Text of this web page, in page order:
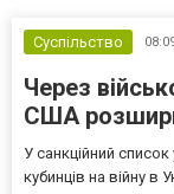
Суспільство
Через
США
У санкційний
кубинців на війну в